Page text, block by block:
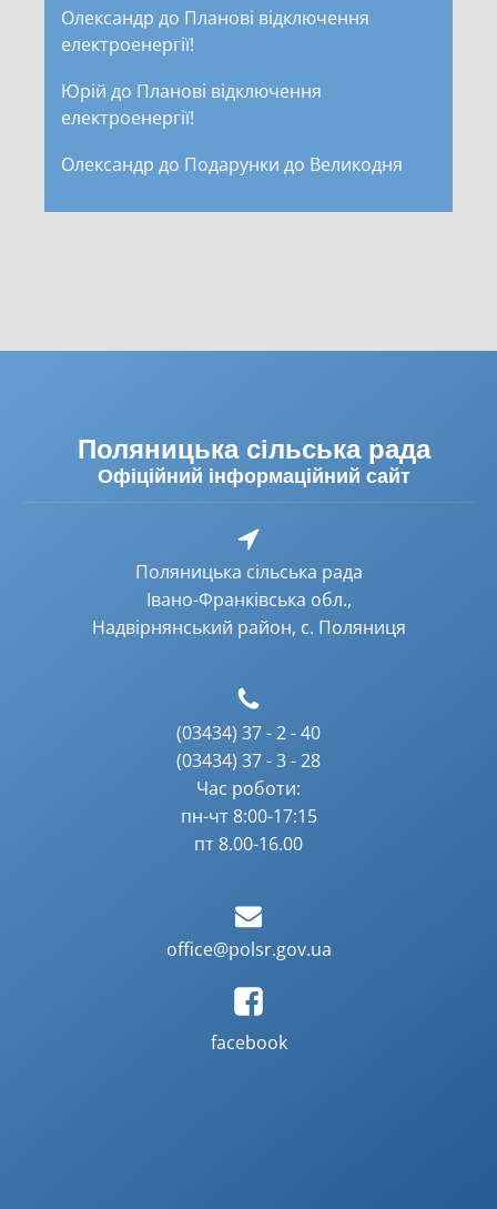
Олександр до Планові відключення
електроенергії!
Юрій до Планові відключення
електроенергії!
Олександр до Подарунки до Великодня
Поляницька сільська рада
Офіційний інформаційний сайт
Поляницька сільська рада
Івано-Франківська обл.,
Надвірнянський район, с. Поляниця
(03434) 37 - 2 - 40
(03434) 37 - 3 - 28
Час роботи:
пн-чт 8:00-17:15
пт 8.00-16.00
office@polsr.gov.ua
facebook